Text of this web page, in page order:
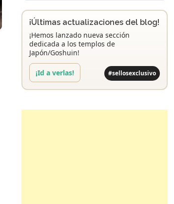
¡Últimas actualizaciones del blog!
¡Hemos lanzado nueva sección
dedicada a los templos de
Japón/Goshuin!
¡Id a verlas! #sellosexclusivo